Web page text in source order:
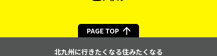
PAGE TOP
北九州に行きたくなる住みたくなる